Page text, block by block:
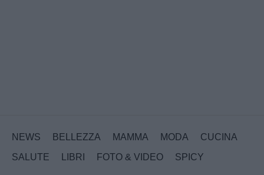
NEWS BELLEZZA MAMMA MODA
CUCINA
SALUTE
LIBRI FOTO & VIDEO SPICY